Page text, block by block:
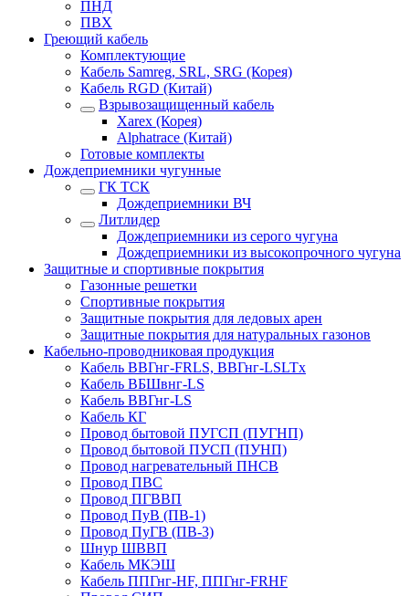
ПНД
ПВХ
Греющий кабель
Комплектующие
Кабель Samreg, SRL, SRG (Корея)
Кабель RGD (Китай)
Взрывозащищенный кабель
Xarex (Корея)
Alphatrace (Китай)
Готовые комплекты
Дождеприемники чугунные
ГК ТСК
Дождеприемники ВЧ
Литлидер
Дождеприемники из серого чугуна
Дождеприемники из высокопрочного чугуна
Защитные и спортивные покрытия
Газонные решетки
Спортивные покрытия
Защитные покрытия для ледовых арен
Защитные покрытия для натуральных газонов
Кабельно-проводниковая продукция
Кабель ВВГнг-FRLS, ВВГнг-LSLTx
Кабель ВБШвнг-LS
Кабель ВВГнг-LS
Кабель КГ
Провод бытовой ПУГСП (ПУГНП)
Провод бытовой ПУСП (ПУНП)
Провод нагревательный ПНСВ
Провод ПВС
Провод ПГВВП
Провод ПуВ (ПВ-1)
Провод ПуГВ (ПВ-3)
Шнур ШВВП
Кабель МКЭШ
Кабель ППГнг-HF, ППГнг-FRHF